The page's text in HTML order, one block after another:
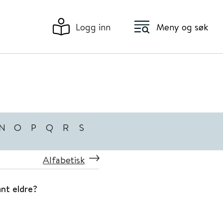
Logg inn Meny og søk
O P Q R S
Alfabetisk
eldre?